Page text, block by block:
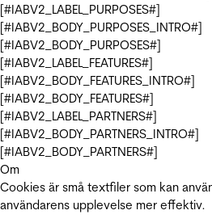
[#IABV2_LABEL_PURPOSES#]
[#IABV2_BODY_PURPOSES_INTRO#]
[#IABV2_BODY_PURPOSES#]
[#IABV2_LABEL_FEATURES#]
[#IABV2_BODY_FEATURES_INTRO#]
[#IABV2_BODY_FEATURES#]
[#IABV2_LABEL_PARTNERS#]
[#IABV2_BODY_PARTNERS_INTRO#]
[#IABV2_BODY_PARTNERS#]
Om
Cookies är små textfiler som kan
användarens upplevelse mer effektiv.